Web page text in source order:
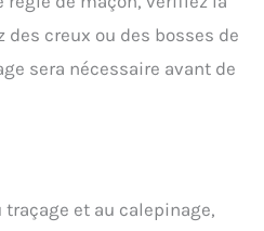
des creux ou des bosses de
sera nécessaire avant de
et au calepinage,